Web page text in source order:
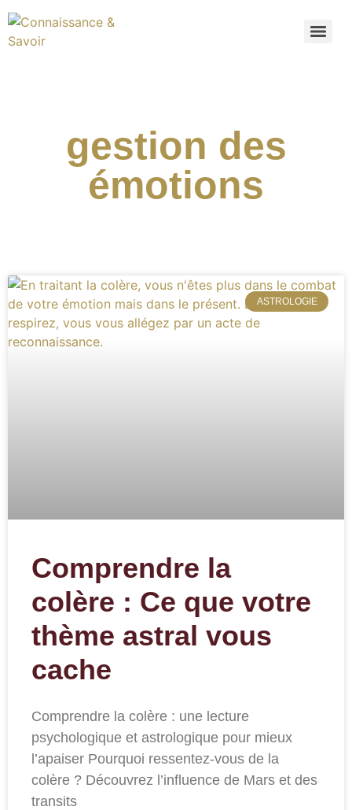
gestion des
émotions
ASTROLOGIE
Comprendre la
colère : Ce que votre
thème astral vous
cache
Comprendre la colère : une lecture
psychologique et astrologique pour mieux
l’apaiser Pourquoi ressentez-vous de la
colère ? Découvrez l’influence de Mars et des
transits